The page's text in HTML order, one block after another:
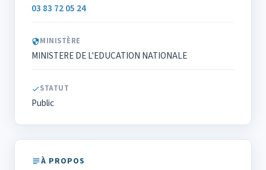
03 83 72 05 24
MINISTÈRE
MINISTERE DE L'EDUCATION NATIONALE
STATUT
Public
À PROPOS